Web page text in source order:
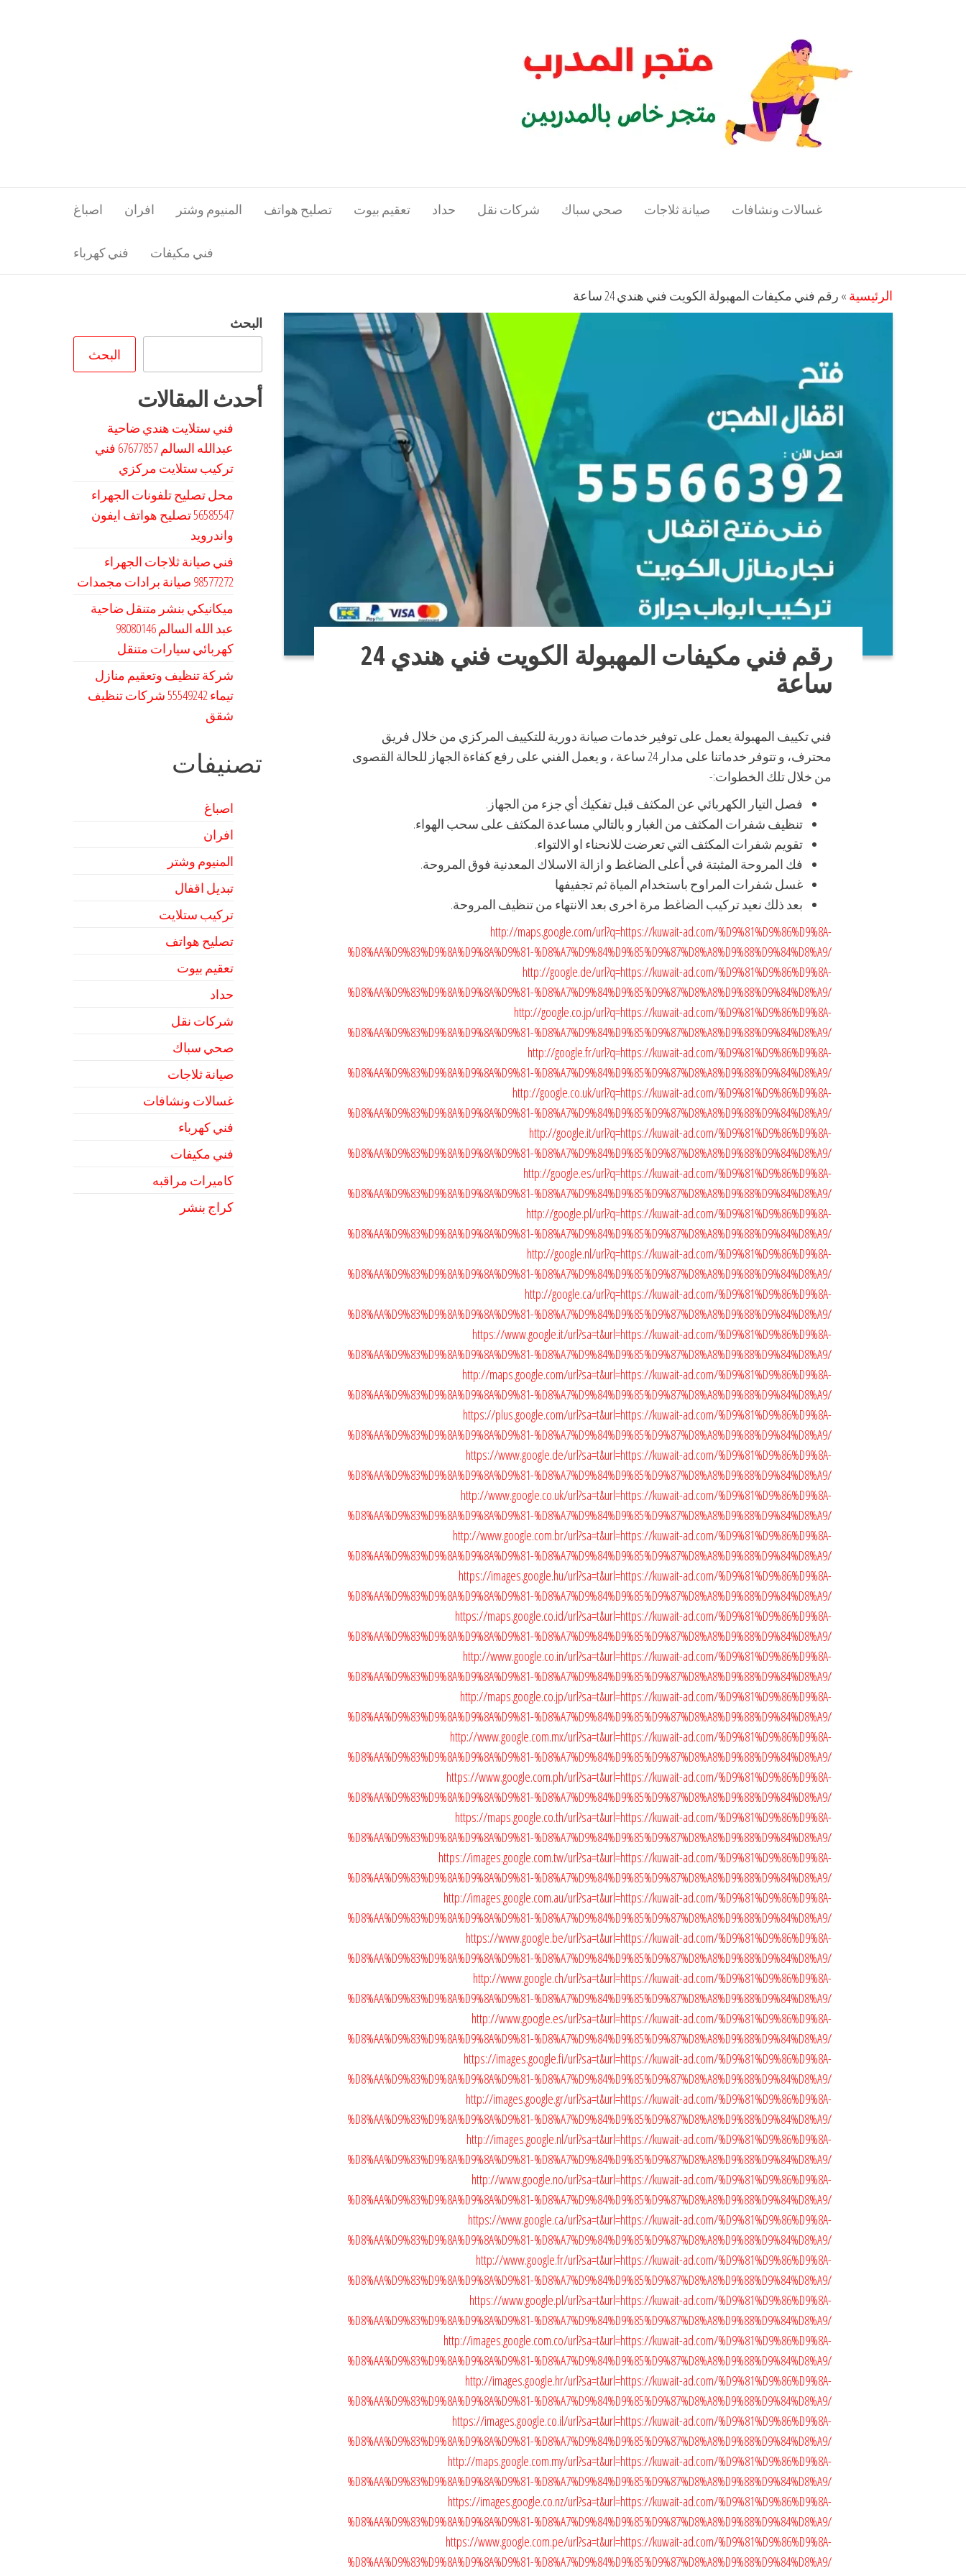
المدرب
الرياضيين
اصباغ افران المنيوم وشتر تصليح هواتف تعقيم بيوت حداد شركات نقل صحي سباك صيانة ثلاجات غسالات ونشافات
فني كهرباء فني مكيفات
الرئيسية » رقم فني مكيفات المهبولة الكويت فني هندي 24 ساعة
رقم فني مكيفات المهبولة الكويت فني هندي 24
ساعة
فني تكييف المهبولة يعمل على توفير خدمات صيانة دورية للتكييف المركزي من خلال فريق
محترف، و تتوفر خدماتنا على مدار 24 ساعة ، و يعمل الفني على رفع كفاءة الجهاز للحالة القصوى
من خلال تلك الخطوات:-
فصل التيار الكهربائي عن المكثف قبل تفكيك أي جزء من الجهاز.
تنظيف شفرات المكثف من الغبار و بالتالي مساعدة المكثف على سحب الهواء.
تقويم شفرات المكثف التي تعرضت للانحناء او الالتواء.
فك المروحة المثبتة في أعلى الضاغط و ازالة الاسلاك المعدنية فوق المروحة.
غسل شفرات المراوح باستخدام المياة ثم تجفيفها
بعد ذلك نعيد تركيب الضاغط مرة اخرى بعد الانتهاء من تنظيف المروحة.
http://maps.google.com/url?q=https://kuwait-ad.com/%D9%81%D9%86%D9%8A-
%D8%AA%D9%83%D9%8A%D9%8A%D9%81-%D8%A7%D9%84%D9%85%D9%87%D8%A8%D9%88%D9%84%D8%A9/
http://google.de/url?q=https://kuwait-ad.com/%D9%81%D9%86%D9%8A-
%D8%AA%D9%83%D9%8A%D9%8A%D9%81-%D8%A7%D9%84%D9%85%D9%87%D8%A8%D9%88%D9%84%D8%A9/
http://google.co.jp/url?q=https://kuwait-ad.com/%D9%81%D9%86%D9%8A-
%D8%AA%D9%83%D9%8A%D9%8A%D9%81-%D8%A7%D9%84%D9%85%D9%87%D8%A8%D9%88%D9%84%D8%A9/
http://google.fr/url?q=https://kuwait-ad.com/%D9%81%D9%86%D9%8A-
%D8%AA%D9%83%D9%8A%D9%8A%D9%81-%D8%A7%D9%84%D9%85%D9%87%D8%A8%D9%88%D9%84%D8%A9/
http://google.co.uk/url?q=https://kuwait-ad.com/%D9%81%D9%86%D9%8A-
%D8%AA%D9%83%D9%8A%D9%8A%D9%81-%D8%A7%D9%84%D9%85%D9%87%D8%A8%D9%88%D9%84%D8%A9/
http://google.it/url?q=https://kuwait-ad.com/%D9%81%D9%86%D9%8A-
%D8%AA%D9%83%D9%8A%D9%8A%D9%81-%D8%A7%D9%84%D9%85%D9%87%D8%A8%D9%88%D9%84%D8%A9/
http://google.es/url?q=https://kuwait-ad.com/%D9%81%D9%86%D9%8A-
%D8%AA%D9%83%D9%8A%D9%8A%D9%81-%D8%A7%D9%84%D9%85%D9%87%D8%A8%D9%88%D9%84%D8%A9/
http://google.pl/url?q=https://kuwait-ad.com/%D9%81%D9%86%D9%8A-
%D8%AA%D9%83%D9%8A%D9%8A%D9%81-%D8%A7%D9%84%D9%85%D9%87%D8%A8%D9%88%D9%84%D8%A9/
http://google.nl/url?q=https://kuwait-ad.com/%D9%81%D9%86%D9%8A-
%D8%AA%D9%83%D9%8A%D9%8A%D9%81-%D8%A7%D9%84%D9%85%D9%87%D8%A8%D9%88%D9%84%D8%A9/
http://google.ca/url?q=https://kuwait-ad.com/%D9%81%D9%86%D9%8A-
%D8%AA%D9%83%D9%8A%D9%8A%D9%81-%D8%A7%D9%84%D9%85%D9%87%D8%A8%D9%88%D9%84%D8%A9/
https://www.google.it/url?sa=t&url=https://kuwait-ad.com/%D9%81%D9%86%D9%8A-
%D8%AA%D9%83%D9%8A%D9%8A%D9%81-%D8%A7%D9%84%D9%85%D9%87%D8%A8%D9%88%D9%84%D8%A9/
http://maps.google.com/url?sa=t&url=https://kuwait-ad.com/%D9%81%D9%86%D9%8A-
%D8%AA%D9%83%D9%8A%D9%8A%D9%81-%D8%A7%D9%84%D9%85%D9%87%D8%A8%D9%88%D9%84%D8%A9/
https://plus.google.com/url?sa=t&url=https://kuwait-ad.com/%D9%81%D9%86%D9%8A-
%D8%AA%D9%83%D9%8A%D9%8A%D9%81-%D8%A7%D9%84%D9%85%D9%87%D8%A8%D9%88%D9%84%D8%A9/
https://www.google.de/url?sa=t&url=https://kuwait-ad.com/%D9%81%D9%86%D9%8A-
%D8%AA%D9%83%D9%8A%D9%8A%D9%81-%D8%A7%D9%84%D9%85%D9%87%D8%A8%D9%88%D9%84%D8%A9/
http://www.google.co.uk/url?sa=t&url=https://kuwait-ad.com/%D9%81%D9%86%D9%8A-
%D8%AA%D9%83%D9%8A%D9%8A%D9%81-%D8%A7%D9%84%D9%85%D9%87%D8%A8%D9%88%D9%84%D8%A9/
http://www.google.com.br/url?sa=t&url=https://kuwait-ad.com/%D9%81%D9%86%D9%8A-
%D8%AA%D9%83%D9%8A%D9%8A%D9%81-%D8%A7%D9%84%D9%85%D9%87%D8%A8%D9%88%D9%84%D8%A9/
https://images.google.hu/url?sa=t&url=https://kuwait-ad.com/%D9%81%D9%86%D9%8A-
%D8%AA%D9%83%D9%8A%D9%8A%D9%81-%D8%A7%D9%84%D9%85%D9%87%D8%A8%D9%88%D9%84%D8%A9/
https://maps.google.co.id/url?sa=t&url=https://kuwait-ad.com/%D9%81%D9%86%D9%8A-
%D8%AA%D9%83%D9%8A%D9%8A%D9%81-%D8%A7%D9%84%D9%85%D9%87%D8%A8%D9%88%D9%84%D8%A9/
http://www.google.co.in/url?sa=t&url=https://kuwait-ad.com/%D9%81%D9%86%D9%8A-
%D8%AA%D9%83%D9%8A%D9%8A%D9%81-%D8%A7%D9%84%D9%85%D9%87%D8%A8%D9%88%D9%84%D8%A9/
http://maps.google.co.jp/url?sa=t&url=https://kuwait-ad.com/%D9%81%D9%86%D9%8A-
%D8%AA%D9%83%D9%8A%D9%8A%D9%81-%D8%A7%D9%84%D9%85%D9%87%D8%A8%D9%88%D9%84%D8%A9/
http://www.google.com.mx/url?sa=t&url=https://kuwait-ad.com/%D9%81%D9%86%D9%8A-
%D8%AA%D9%83%D9%8A%D9%8A%D9%81-%D8%A7%D9%84%D9%85%D9%87%D8%A8%D9%88%D9%84%D8%A9/
https://www.google.com.ph/url?sa=t&url=https://kuwait-ad.com/%D9%81%D9%86%D9%8A-
%D8%AA%D9%83%D9%8A%D9%8A%D9%81-%D8%A7%D9%84%D9%85%D9%87%D8%A8%D9%88%D9%84%D8%A9/
https://maps.google.co.th/url?sa=t&url=https://kuwait-ad.com/%D9%81%D9%86%D9%8A-
%D8%AA%D9%83%D9%8A%D9%8A%D9%81-%D8%A7%D9%84%D9%85%D9%87%D8%A8%D9%88%D9%84%D8%A9/
https://images.google.com.tw/url?sa=t&url=https://kuwait-ad.com/%D9%81%D9%86%D9%8A-
%D8%AA%D9%83%D9%8A%D9%8A%D9%81-%D8%A7%D9%84%D9%85%D9%87%D8%A8%D9%88%D9%84%D8%A9/
http://images.google.com.au/url?sa=t&url=https://kuwait-ad.com/%D9%81%D9%86%D9%8A-
%D8%AA%D9%83%D9%8A%D9%8A%D9%81-%D8%A7%D9%84%D9%85%D9%87%D8%A8%D9%88%D9%84%D8%A9/
https://www.google.be/url?sa=t&url=https://kuwait-ad.com/%D9%81%D9%86%D9%8A-
%D8%AA%D9%83%D9%8A%D9%8A%D9%81-%D8%A7%D9%84%D9%85%D9%87%D8%A8%D9%88%D9%84%D8%A9/
http://www.google.ch/url?sa=t&url=https://kuwait-ad.com/%D9%81%D9%86%D9%8A-
%D8%AA%D9%83%D9%8A%D9%8A%D9%81-%D8%A7%D9%84%D9%85%D9%87%D8%A8%D9%88%D9%84%D8%A9/
http://www.google.es/url?sa=t&url=https://kuwait-ad.com/%D9%81%D9%86%D9%8A-
%D8%AA%D9%83%D9%8A%D9%8A%D9%81-%D8%A7%D9%84%D9%85%D9%87%D8%A8%D9%88%D9%84%D8%A9/
https://images.google.fi/url?sa=t&url=https://kuwait-ad.com/%D9%81%D9%86%D9%8A-
%D8%AA%D9%83%D9%8A%D9%8A%D9%81-%D8%A7%D9%84%D9%85%D9%87%D8%A8%D9%88%D9%84%D8%A9/
http://images.google.gr/url?sa=t&url=https://kuwait-ad.com/%D9%81%D9%86%D9%8A-
%D8%AA%D9%83%D9%8A%D9%8A%D9%81-%D8%A7%D9%84%D9%85%D9%87%D8%A8%D9%88%D9%84%D8%A9/
http://images.google.nl/url?sa=t&url=https://kuwait-ad.com/%D9%81%D9%86%D9%8A-
%D8%AA%D9%83%D9%8A%D9%8A%D9%81-%D8%A7%D9%84%D9%85%D9%87%D8%A8%D9%88%D9%84%D8%A9/
http://www.google.no/url?sa=t&url=https://kuwait-ad.com/%D9%81%D9%86%D9%8A-
%D8%AA%D9%83%D9%8A%D9%8A%D9%81-%D8%A7%D9%84%D9%85%D9%87%D8%A8%D9%88%D9%84%D8%A9/
https://www.google.ca/url?sa=t&url=https://kuwait-ad.com/%D9%81%D9%86%D9%8A-
%D8%AA%D9%83%D9%8A%D9%8A%D9%81-%D8%A7%D9%84%D9%85%D9%87%D8%A8%D9%88%D9%84%D8%A9/
http://www.google.fr/url?sa=t&url=https://kuwait-ad.com/%D9%81%D9%86%D9%8A-
%D8%AA%D9%83%D9%8A%D9%8A%D9%81-%D8%A7%D9%84%D9%85%D9%87%D8%A8%D9%88%D9%84%D8%A9/
https://www.google.pl/url?sa=t&url=https://kuwait-ad.com/%D9%81%D9%86%D9%8A-
%D8%AA%D9%83%D9%8A%D9%8A%D9%81-%D8%A7%D9%84%D9%85%D9%87%D8%A8%D9%88%D9%84%D8%A9/
http://images.google.com.co/url?sa=t&url=https://kuwait-ad.com/%D9%81%D9%86%D9%8A-
%D8%AA%D9%83%D9%8A%D9%8A%D9%81-%D8%A7%D9%84%D9%85%D9%87%D8%A8%D9%88%D9%84%D8%A9/
http://images.google.hr/url?sa=t&url=https://kuwait-ad.com/%D9%81%D9%86%D9%8A-
%D8%AA%D9%83%D9%8A%D9%8A%D9%81-%D8%A7%D9%84%D9%85%D9%87%D8%A8%D9%88%D9%84%D8%A9/
https://images.google.co.il/url?sa=t&url=https://kuwait-ad.com/%D9%81%D9%86%D9%8A-
%D8%AA%D9%83%D9%8A%D9%8A%D9%81-%D8%A7%D9%84%D9%85%D9%87%D8%A8%D9%88%D9%84%D8%A9/
http://maps.google.com.my/url?sa=t&url=https://kuwait-ad.com/%D9%81%D9%86%D9%8A-
%D8%AA%D9%83%D9%8A%D9%8A%D9%81-%D8%A7%D9%84%D9%85%D9%87%D8%A8%D9%88%D9%84%D8%A9/
https://images.google.co.nz/url?sa=t&url=https://kuwait-ad.com/%D9%81%D9%86%D9%8A-
%D8%AA%D9%83%D9%8A%D9%8A%D9%81-%D8%A7%D9%84%D9%85%D9%87%D8%A8%D9%88%D9%84%D8%A9/
https://www.google.com.pe/url?sa=t&url=https://kuwait-ad.com/%D9%81%D9%86%D9%8A-
%D8%AA%D9%83%D9%8A%D9%8A%D9%81-%D8%A7%D9%84%D9%85%D9%87%D8%A8%D9%88%D9%84%D8%A9/
البحث
البحث
أحدث المقالات
فني ستلايت هندي ضاحية
عبدالله السالم 67677857 فني
تركيب ستلايت مركزي
محل تصليح تلفونات الجهراء
56585547 تصليح هواتف ايفون
واندرويد
فني صيانة ثلاجات الجهراء
98577272 صيانة برادات مجمدات
ميكانيكي بنشر متنقل ضاحية
كهربائي سيارات متنقل
شركة تنظيف وتعقيم منازل
تيماء 55549242 شركات تنظيف
شقق
تصنيفات
اصباغ
افران
المنيوم وشتر
تبديل اقفال
تركيب ستلايت
تصليح هواتف
تعقيم بيوت
حداد
شركات نقل
صحي سباك
صيانة ثلاجات
غسالات ونشافات
فني كهرباء
فني مكيفات
كاميرات مراقبه
كراج بنشر